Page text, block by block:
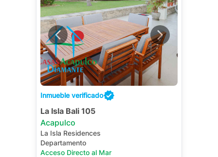
Inmueble verificado
La Isla Bali 105
Acapulco
La Isla Residences
Departamento
Acceso Directo al Mar